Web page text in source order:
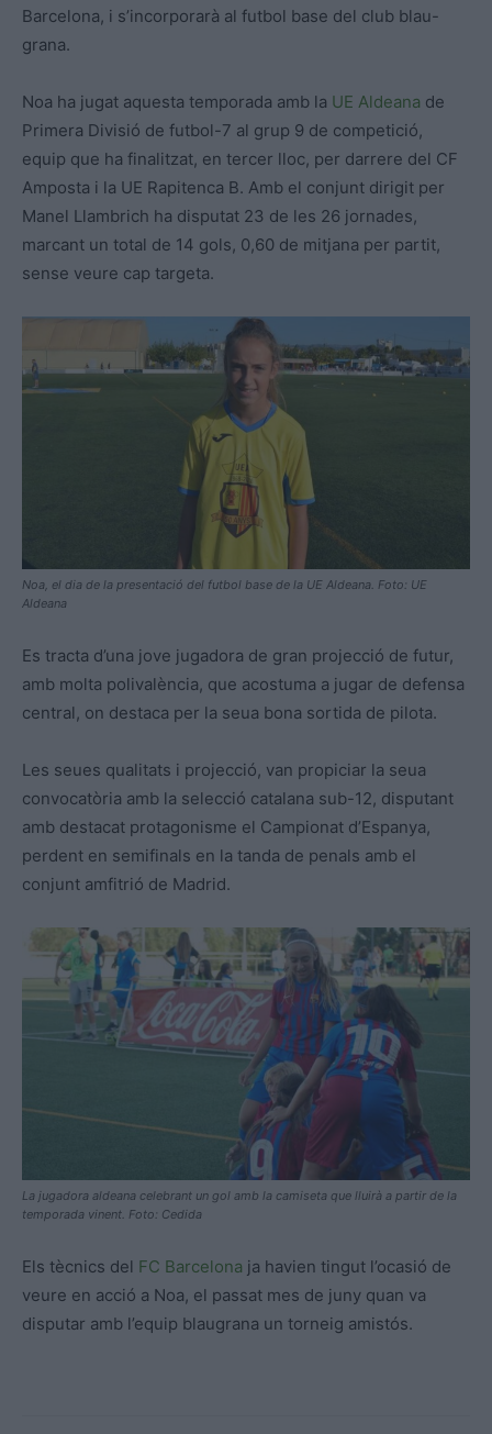
Barcelona, i s’incorporarà al futbol base del club blau-
grana.
Noa ha jugat aquesta temporada amb la UE Aldeana de
Primera Divisió de futbol-7 al grup 9 de competició,
equip que ha finalitzat, en tercer lloc, per darrere del CF
Amposta i la UE Rapitenca B. Amb el conjunt dirigit per
Manel Llambrich ha disputat 23 de les 26 jornades,
marcant un total de 14 gols, 0,60 de mitjana per partit,
sense veure cap targeta.
Noa, el dia de la presentació del futbol base de la UE Aldeana. Foto: UE
Aldeana
Es tracta d’una jove jugadora de gran projecció de futur,
amb molta polivalència, que acostuma a jugar de defensa
central, on destaca per la seua bona sortida de pilota.
Les seues qualitats i projecció, van propiciar la seua
convocatòria amb la selecció catalana sub-12, disputant
amb destacat protagonisme el Campionat d’Espanya,
perdent en semifinals en la tanda de penals amb el
conjunt amfitrió de Madrid.
La jugadora aldeana celebrant un gol amb la camiseta que lluirà a partir de la
temporada vinent. Foto: Cedida
Els tècnics del FC Barcelona ja havien tingut l’ocasió de
veure en acció a Noa, el passat mes de juny quan va
disputar amb l’equip blaugrana un torneig amistós.